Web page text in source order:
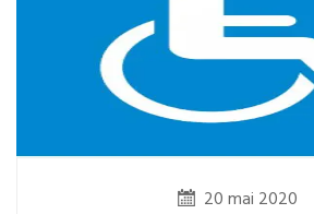
20 mai 2020